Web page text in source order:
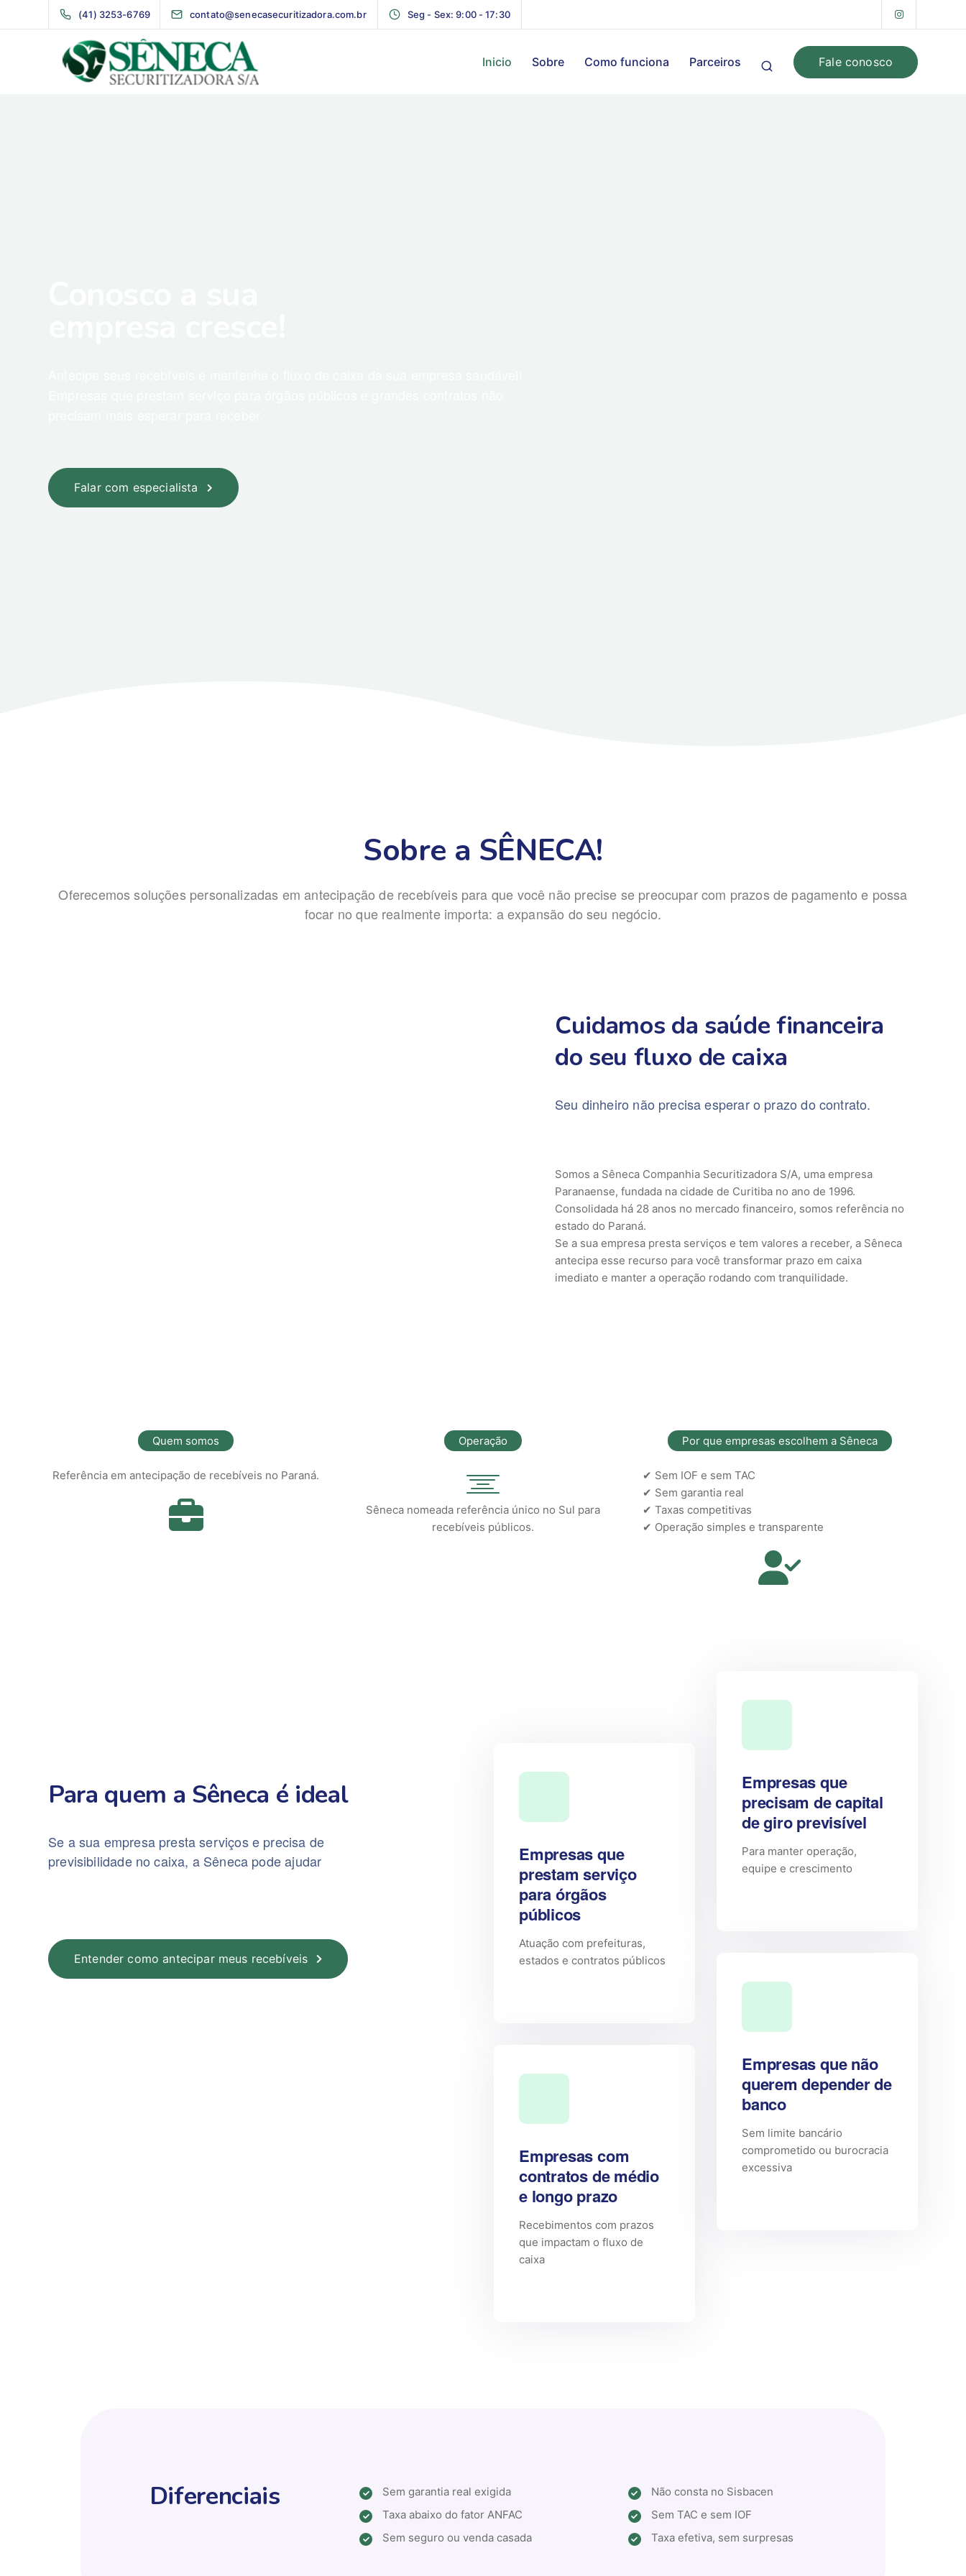
(41) 3253-6769 contato@senecasecuritizadora.com.br Seg - Sex: 9:00 - 17:30
Inicio Sobre Como funciona Parceiros Fale conosco
Falar com especialista
Sobre a SÊNECA!
Oferecemos soluções personalizadas em antecipação de recebíveis para que você não precise se preocupar com prazos de pagamento e possa
focar no que realmente importa: a expansão do seu negócio.
Cuidamos da saúde financeira
do seu fluxo de caixa
Seu dinheiro não precisa esperar o prazo do contrato.
Somos a Sêneca Companhia Securitizadora S/A, uma empresa
Paranaense, fundada na cidade de Curitiba no ano de 1996.
Consolidada há 28 anos no mercado financeiro, somos referência no
estado do Paraná.
Se a sua empresa presta serviços e tem valores a receber, a Sêneca
antecipa esse recurso para você transformar prazo em caixa
imediato e manter a operação rodando com tranquilidade.
Quem somos
Referência em antecipação de recebíveis no Paraná.
Operação
Sêneca nomeada referência único no Sul para
recebíveis públicos.
Por que empresas escolhem a Sêneca
✔ Sem IOF e sem TAC
✔ Sem garantia real
✔ Taxas competitivas
✔ Operação simples e transparente
Para quem a Sêneca é ideal
Se a sua empresa presta serviços e precisa de
previsibilidade no caixa, a Sêneca pode ajudar
Entender como antecipar meus recebíveis
Empresas que
prestam serviço
para órgãos
públicos
Atuação com prefeituras,
estados e contratos públicos
Empresas com
contratos de médio
e longo prazo
Recebimentos com prazos
que impactam o fluxo de
caixa
Empresas que
precisam de capital
de giro previsível
Para manter operação,
equipe e crescimento
Empresas que não
querem depender de
banco
Sem limite bancário
comprometido ou burocracia
excessiva
Diferenciais
Sem garantia real exigida
Taxa abaixo do fator ANFAC
Sem seguro ou venda casada
Não consta no Sisbacen
Sem TAC e sem IOF
Taxa efetiva, sem surpresas